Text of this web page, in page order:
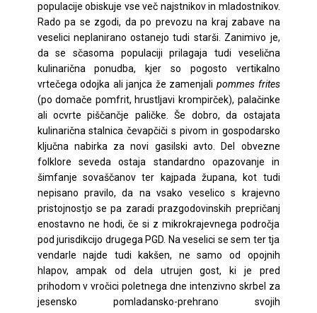
populacije obiskuje vse več najstnikov in mladostnikov.
Rado pa se zgodi, da po prevozu na kraj zabave na
veselici neplanirano ostanejo tudi starši. Zanimivo je,
da se sčasoma populaciji prilagaja tudi veselična
kulinarična ponudba, kjer so pogosto vertikalno
vrtečega odojka ali janjca že zamenjali pommes frites
(po domače pomfrit, hrustljavi krompirček), palačinke
ali ocvrte piščančje paličke. Še dobro, da ostajata
kulinarična stalnica čevapčiči s pivom in gospodarsko
ključna nabirka za novi gasilski avto. Del obvezne
folklore seveda ostaja standardno opazovanje in
šimfanje sovaščanov ter kajpada župana, kot tudi
nepisano pravilo, da na vsako veselico s krajevno
pristojnostjo se pa zaradi prazgodovinskih prepričanj
enostavno ne hodi, če si z mikrokrajevnega področja
pod jurisdikcijo drugega PGD. Na veselici se sem ter tja
vendarle najde tudi kakšen, ne samo od opojnih
hlapov, ampak od dela utrujen gost, ki je pred
prihodom v vročici poletnega dne intenzivno skrbel za
jesensko pomladansko-prehrano svojih